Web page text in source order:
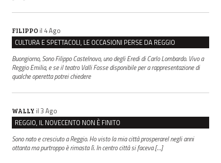
FILIPPO il 4 Ago
CULTURA E SPETTACOLI, LE OCCASIONI PERSE DA REGGIO
Buongiorno, Sono Filippo Castelnovo, uno degli Eredi di Carlo Lombardo. Vivo a
Reggio Emilia, e se il teatro Valli Fosse disponibile per a rappresentazione di
qualche operetta potrei chiedere
WALLY il 3 Ago
REGGIO, IL NOVECENTO NON È FINITO
Sono nato e cresciuto a Reggio. Ho visto la mia città prosperarel negli anni
ottanta ma purtroppo è rimasta lì. In centro città si faceva […]